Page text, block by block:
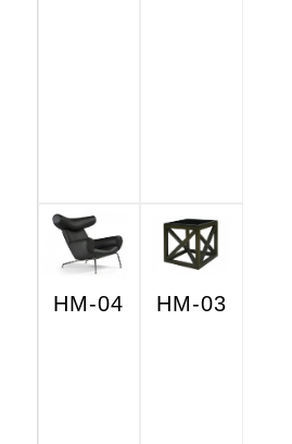
HM-04 HM-03